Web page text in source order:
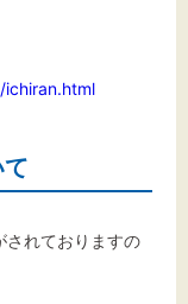
ichiran.html
されておりますの